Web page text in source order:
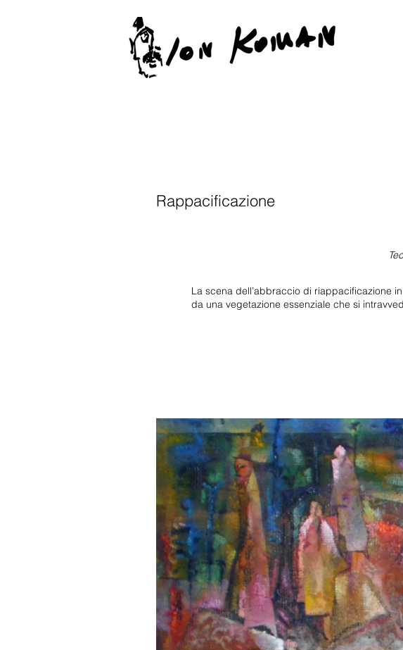
Rappacificazione
La scena dell’abbraccio di riappacificazione
da una vegetazione essenziale che si